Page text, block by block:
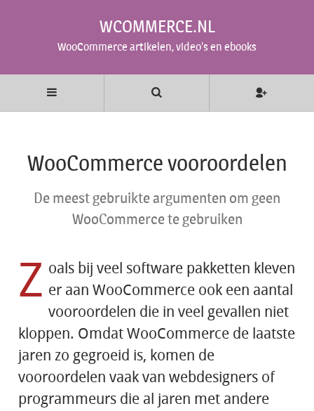
WCOMMERCE.NL
WooCommerce artikelen, video's en ebooks
WooCommerce vooroordelen
De meest gebruikte argumenten om geen
WooCommerce te gebruiken
Z oals bij veel software pakketten kleven
er aan WooCommerce ook een aantal
vooroordelen die in veel gevallen niet
kloppen. Omdat WooCommerce de laatste
jaren zo gegroeid is, komen de
vooroordelen vaak van webdesigners of
programmeurs die al jaren met andere